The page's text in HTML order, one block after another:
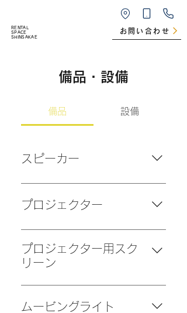
RENTAL
SPACE
SHINSAKAE
お問い合わせ
備品・設備
備品 設備
スピーカー
台数：1台 メーカー：TOSHIBA
機種：TY-ASC60 付属品：電源ケ
マイク入力、外部入力 *Bluetooth
対応 取扱説明書
プロジェクター
台数：１台 メーカー：COOAU 機
種：A4300 ホーム ビデオ プロ
ジェクター ディスプレイの解像
MHL, VGA, USB, Micro USB,
プロジェクター用スク
リーン
個数：１個 サイズ：100インチ
（幅2,154mm×高さ1,346mm）
ムービングライト